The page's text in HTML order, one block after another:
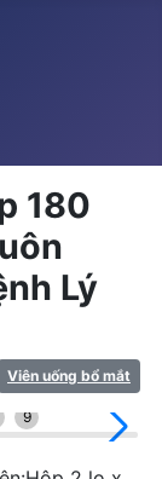
180
Lý
Viên uống bổ mắt
9